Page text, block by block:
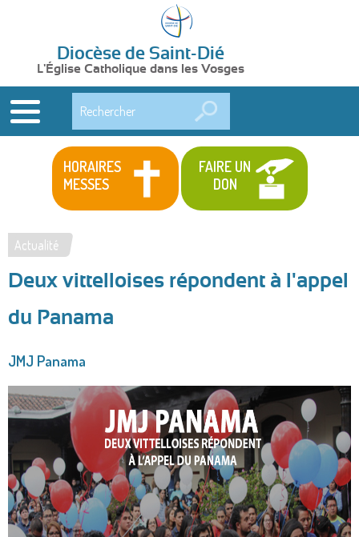
Diocèse de Saint-Dié
L'Église Catholique dans les Vosges
HORAIRES
MESSES
FAIRE UN
DON
Vous
êtes
ici
Actualité
Deux vittelloises répondent à l'appel
du Panama
JMJ Panama